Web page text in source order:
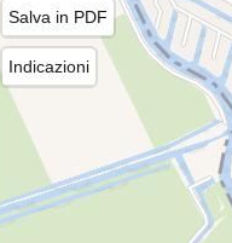
Salva in PDF
Indicazioni